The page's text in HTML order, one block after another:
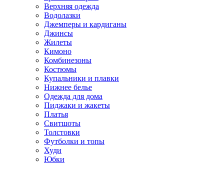
Верхняя одежда
Водолазки
Джемперы и кардиганы
Джинсы
Жилеты
Кимоно
Комбинезоны
Костюмы
Купальники и плавки
Нижнее белье
Одежда для дома
Пиджаки и жакеты
Платья
Свитшоты
Толстовки
Футболки и топы
Худи
Юбки